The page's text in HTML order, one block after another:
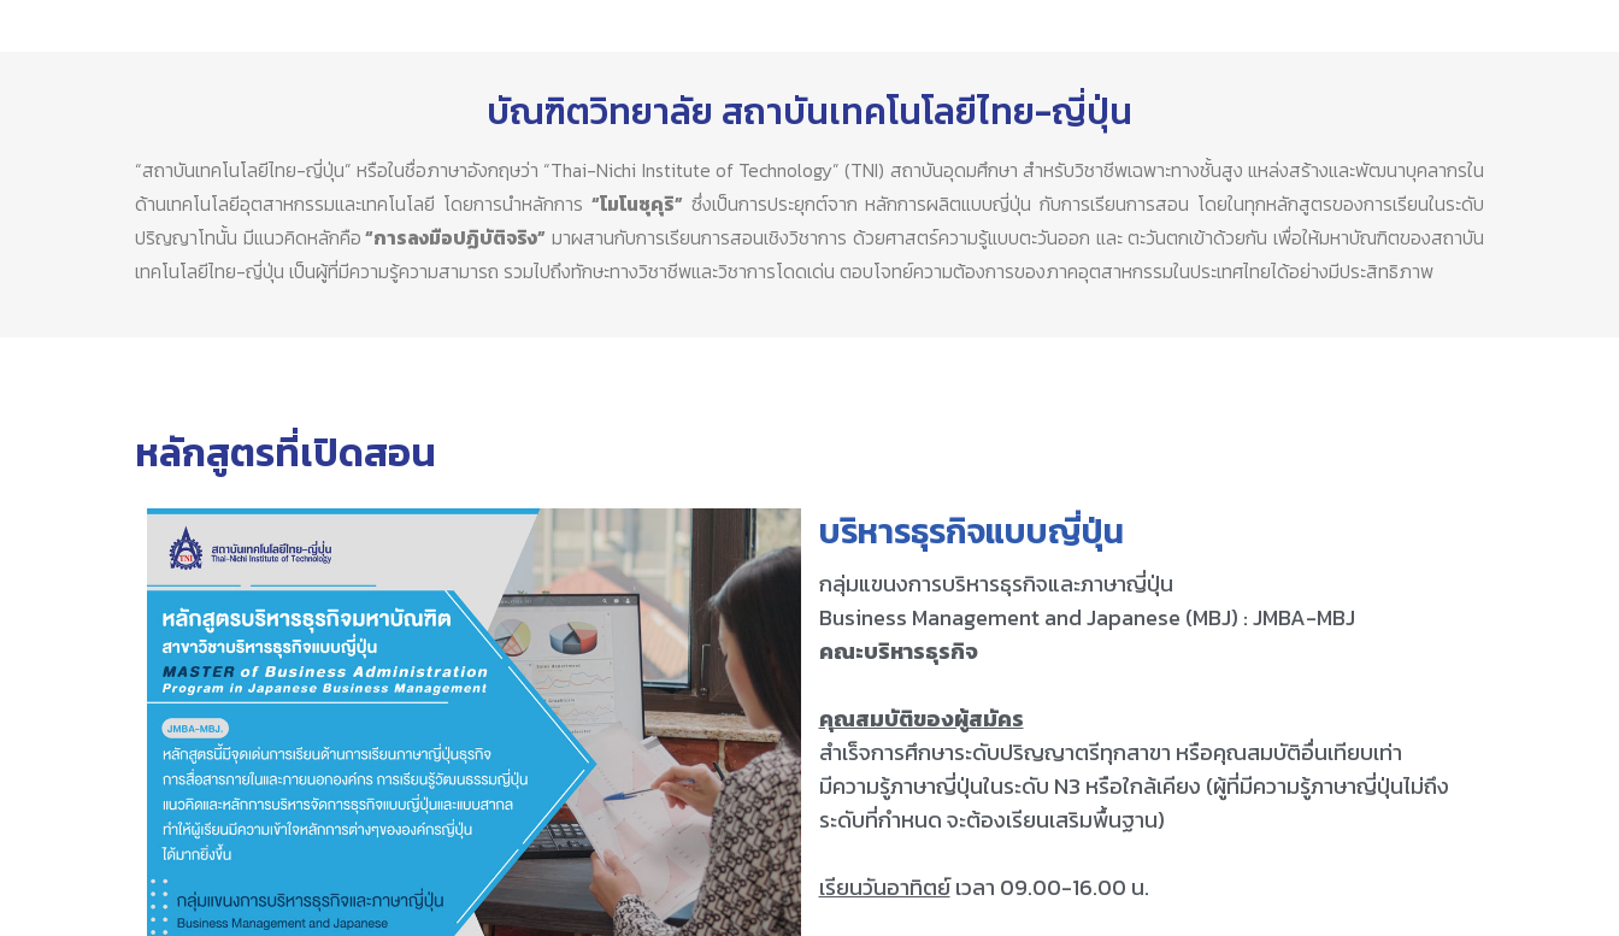
บัณฑิตวิทยาลัย สถาบันเทคโนโลยีไทย-ญี่ปุ่น
“สถาบันเทคโนโลยีไทย-ญี่ปุ่น” หรือในชื่อภาษาอังกฤษว่า “Thai-Nichi Institute of Technology” (TNI) สถาบันอุดมศึกษา สำหรับวิชาชีพเฉพาะทางชั้นสูง แหล่งสร้างและพัฒนาบุคลากรใน
ด้านเทคโนโลยีอุตสาหกรรมและเทคโนโลยี โดยการนำหลักการ “โมโนซุคุริ” ซึ่งเป็นการประยุกต์จาก หลักการผลิตแบบญี่ปุ่น กับการเรียนการสอน โดยในทุกหลักสูตรของการเรียนในระดับ
ปริญญาโทนั้น มีแนวคิดหลักคือ“การลงมือปฏิบัติจริง” มาผสานกับการเรียนการสอนเชิงวิชาการ ด้วยศาสตร์ความรู้แบบตะวันออก และ ตะวันตกเข้าด้วยกัน เพื่อให้มหาบัณฑิตของสถาบัน
เทคโนโลยีไทย-ญี่ปุ่น เป็นผู้ที่มีความรู้ความสามารถ รวมไปถึงทักษะทางวิชาชีพและวิชาการโดดเด่น ตอบโจทย์ความต้องการของภาคอุตสาหกรรมในประเทศไทยได้อย่างมีประสิทธิภาพ
หลักสูตรที่เปิดสอน
บริหารธุรกิจแบบญี่ปุ่น
กลุ่มแขนงการบริหารธุรกิจและภาษาญี่ปุ่น
Business Management and Japanese (MBJ) : JMBA-MBJ
คณะบริหารธุรกิจ
คุณสมบัติของผู้สมัคร
สำเร็จการศึกษาระดับปริญญาตรีทุกสาขา หรือคุณสมบัติอื่นเทียบเท่า
มีความรู้ภาษาญี่ปุ่นในระดับ N3 หรือใกล้เคียง (ผู้ที่มีความรู้ภาษาญี่ปุ่นไม่ถึง
ระดับที่กำหนด จะต้องเรียนเสริมพื้นฐาน)
เรียนวันอาทิตย์เวลา 09.00-16.00 น.